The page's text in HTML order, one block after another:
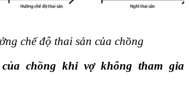
chế độ thai sản của chồng
chồng khi vợ không tham gia